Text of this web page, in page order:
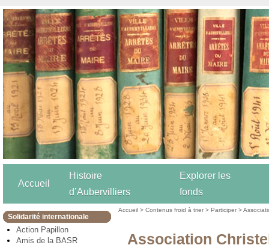
Accueil
Histoire
d’Aubervilliers
Explorer les
fonds
Solidarité internationale
Action Papillon
Amis de la BASR
Accueil >Contenus froid à trier >Participer >
Association